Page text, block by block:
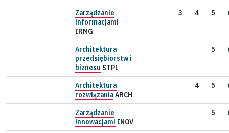
Zarządzanie
informacjami
IRMG
3 4 5
Architektura
przedsiębiorstw i
biznesu STPL
5
Architektura
rozwiązaniaARCH
4 5
Zarządzanie
innowacjami INOV
5